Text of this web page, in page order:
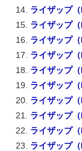
ライザップ
ライザップ
ライザップ
ライザップ
ライザップ
ライザップ
ライザップ
ライザップ
ライザップ
ライザップ